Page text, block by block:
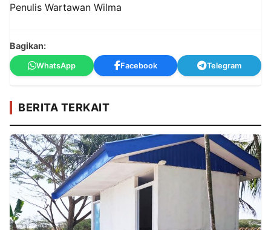
Penulis Wartawan Wilma
Bagikan:
WhatsApp Facebook Telegram
BERITA TERKAIT